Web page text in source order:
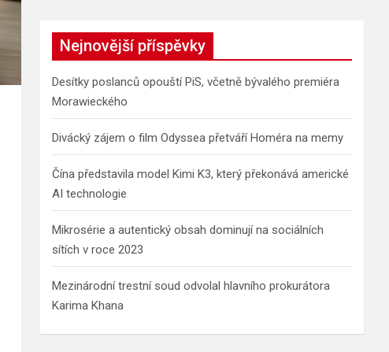
Nejnovější příspěvky
Desítky poslanců opouští PiS, včetně bývalého premiéra
Morawieckého
Divácký zájem o film Odyssea přetváří Homéra na memy
Čína představila model Kimi K3, který překonává americké
AI technologie
Mikrosérie a autentický obsah dominují na sociálních
sítích v roce 2023
Mezinárodní trestní soud odvolal hlavního prokurátora
Karima Khana